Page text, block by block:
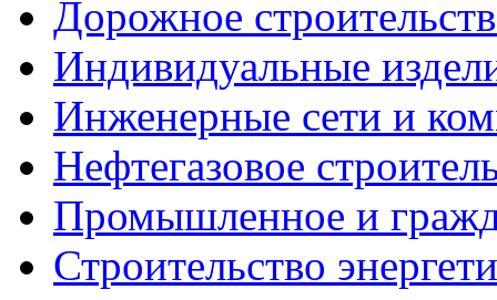
Дорожное
Индивидуальные
Инженерные сети и
Нефтегазовое
Промышленное и
Строительство